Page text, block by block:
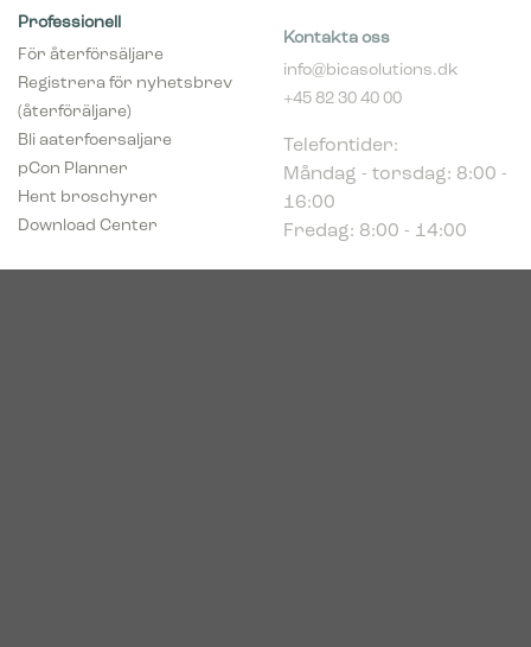
Professionell
För återförsäljare
(återföräljare)
+45 82 30 40 00
Måndag - torsdag: 8:00 -
16:00
Fredag: 8:00 - 14:00